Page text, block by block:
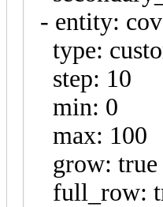
- entity:
type:
step: 10
min: 0
max: 100
grow: true
full_row: